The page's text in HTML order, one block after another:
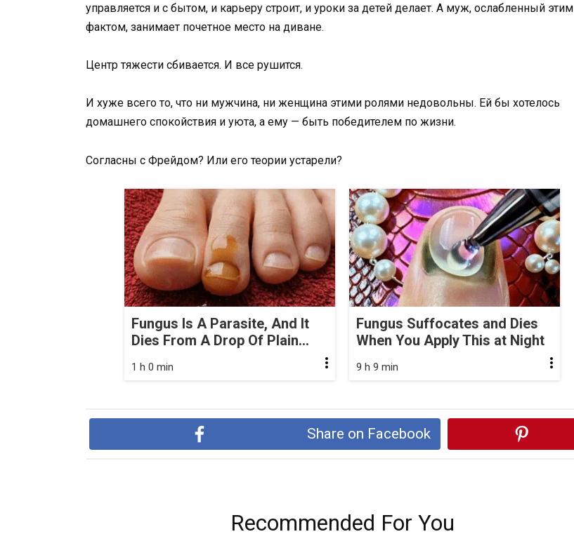
управляется и с бытом, и карьеру строит, и уроки за детей делает. А муж, ослабленный этим
фактом, занимает почетное место на диване.
Центр тяжести сбивается. И все рушится.
И хуже всего то, что ни мужчина, ни женщина этими ролями недовольны. Ей бы хотелось
домашнего спокойствия и уюта, а ему — быть победителем по жизни.
Согласны с Фрейдом? Или его теории устарели?
Fungus Is A Parasite, And It
Dies From A Drop Of Plain...
1 h 0 min
Fungus Suffocates and Dies
When You Apply This at Night
9 h 9 min
Share on Facebook
Recommended For You